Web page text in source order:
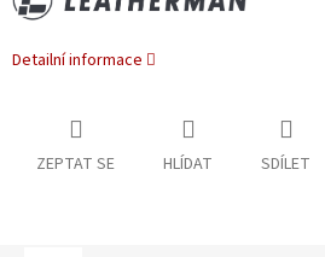
Detailní informace
ZEPTAT SE HLÍDAT SDÍLET